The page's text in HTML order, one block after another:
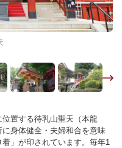
置する待乳山聖天（本龍
身体健全・夫婦和合を意味
」が印されています。毎年1